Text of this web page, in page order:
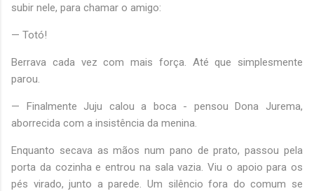
subir nele, para chamar o amigo:
— Totó!
Berrava cada vez com mais força. Até que simplesmente
parou.
— Finalmente Juju calou a boca - pensou Dona Jurema,
aborrecida com a insistência da menina.
Enquanto secava as mãos num pano de prato, passou pela
porta da cozinha e entrou na sala vazia. Viu o apoio para os
pés virado, junto a parede. Um silêncio fora do comum se